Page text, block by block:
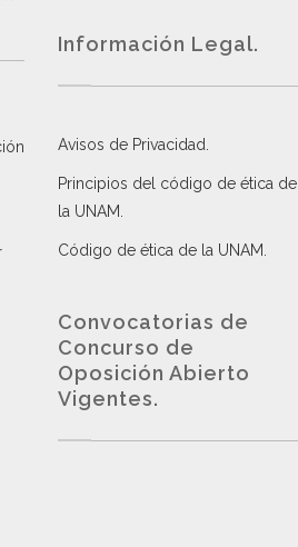
Información Legal.
Avisos de Privacidad
Principios del código de ética de
la UNAM
Código de ética de la UNAM
Convocatorias de
Concurso de
Oposición Abierto
Vigentes.